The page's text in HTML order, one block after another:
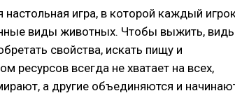
настольная игра, в которой каждый
виды животных. Чтобы выжить,
свойства, искать пищу и
ресурсов всегда не хватает на всех,
а другие объединяются и